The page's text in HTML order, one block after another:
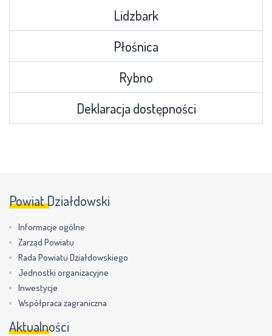
Lidzbark
Płośnica
Rybno
Deklaracja dostępności
Powiat Działdowski
Informacje ogólne
Zarząd Powiatu
Rada Powiatu Działdowskiego
Jednostki organizacyjne
Inwestycje
Współpraca zagraniczna
Aktualności